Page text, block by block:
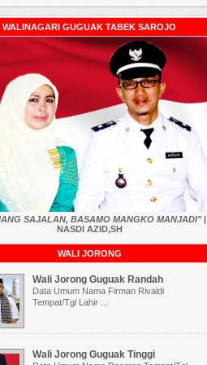
WALINAGARI GUGUAK TABEK SAROJO
SAJALAN, BASAMO MANGKO MANJADI"|
NASDI AZID,SH
WALI JORONG
Wali Jorong Guguak Randah
Data Umum Nama Firman Rivaldi
Tempat/Tgl Lahir ...
Wali Jorong Guguak Tinggi